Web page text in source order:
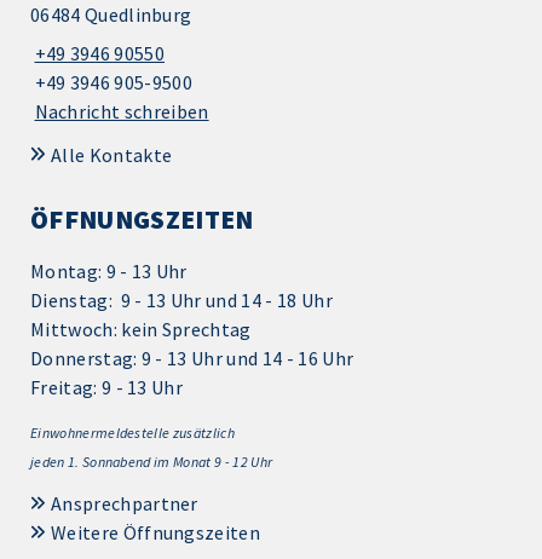
06484 Quedlinburg
+49 3946 90550
+49 3946 905-9500
Nachricht schreiben
Alle Kontakte
ÖFFNUNGSZEITEN
Montag: 9 - 13 Uhr
Dienstag: 9 - 13 Uhr und 14 - 18 Uhr
Mittwoch: kein Sprechtag
Donnerstag: 9 - 13 Uhr und 14 - 16 Uhr
Freitag: 9 - 13 Uhr
Einwohnermeldestelle zusätzlich
jeden 1. Sonnabend im Monat 9 - 12 Uhr
Ansprechpartner
Weitere Öffnungszeiten